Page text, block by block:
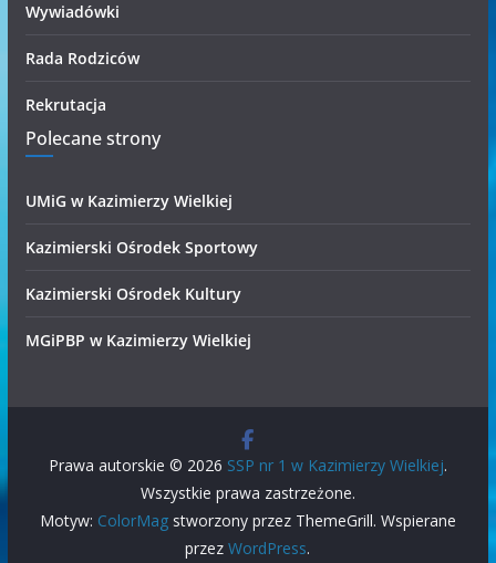
Wywiadówki
Rada Rodziców
Rekrutacja
Polecane strony
UMiG w Kazimierzy Wielkiej
Kazimierski Ośrodek Sportowy
Kazimierski Ośrodek Kultury
MGiPBP w Kazimierzy Wielkiej
Prawa autorskie © 2026 SSP nr 1 w Kazimierzy Wielkiej.
Wszystkie prawa zastrzeżone.
Motyw: ColorMagstworzony przez ThemeGrill. Wspierane
przezWordPress.